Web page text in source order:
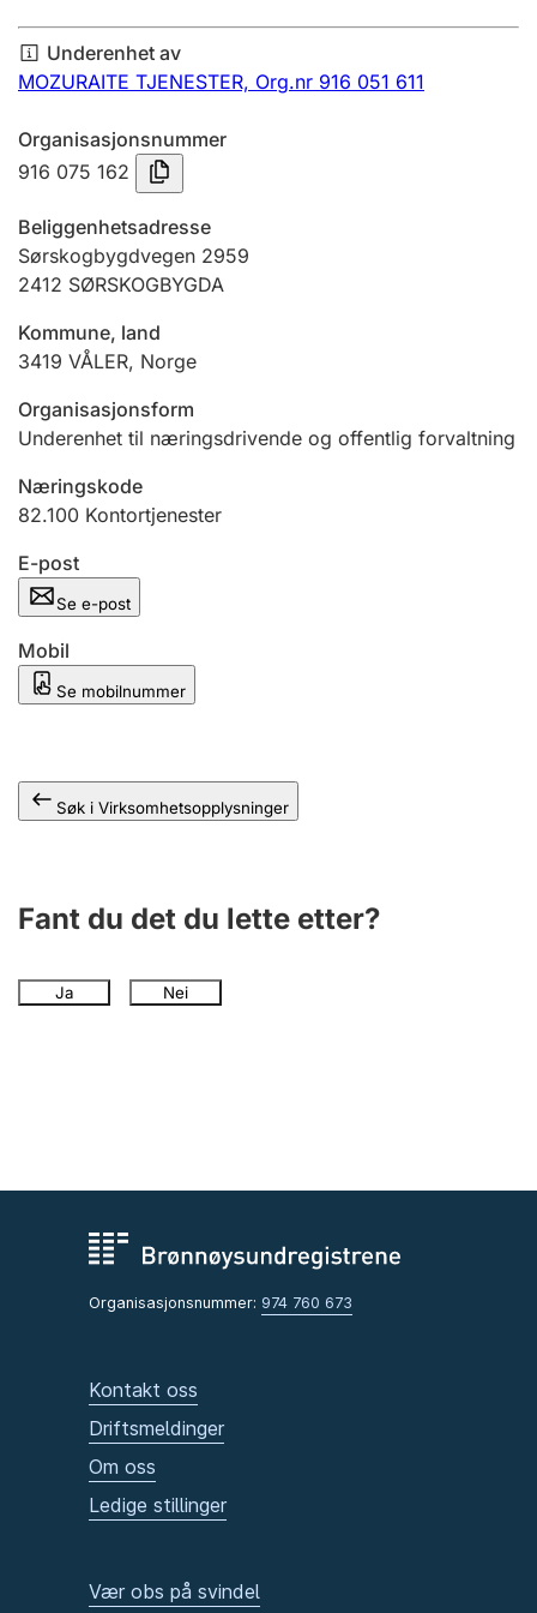
Årsregnskap
Innsending og forsinkelsesgebyr
Tinglysing
Jeger
Betaling og jegeravgiftskort
Ektepaktveileder
Andre tema
Underenhet av
MOZURAITE TJENESTER, Org.nr 916 051 611
Organisasjonsnummer
916 075 162
Beliggenhetsadresse
Sørskogbygdvegen 2959
2412 SØRSKOGBYGDA
Kommune, land
3419 VÅLER, Norge
Organisasjonsform
Underenhet til næringsdrivende og offentlig forvaltning
Næringskode
82.100 Kontortjenester
E-post
Se e-post
Mobil
Se mobilnummer
Søk i Virksomhetsopplysninger
Fant du det du lette etter?
Ja Nei
Organisasjonsnummer: 974 760 673
Kontakt oss
Driftsmeldinger
Om oss
Ledige stillinger
Vær obs på svindel